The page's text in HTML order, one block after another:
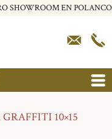
SHOWROOM EN POLANCO
10×15